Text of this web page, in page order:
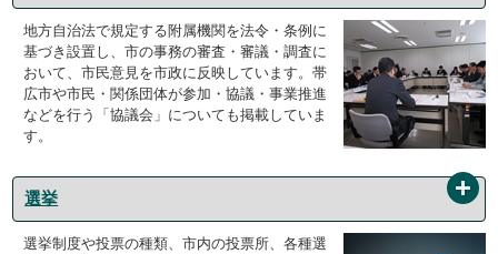
地方自治法で規定する附属機関を法令・条例に
基づき設置し、市の事務の審査・審議・調査に
おいて、市民意見を市政に反映しています。帯
広市や市民・関係団体が参加・協議・事業推進
などを行う「協議会」についても掲載していま
す。
選挙
選挙制度や投票の種類、市内の投票所、各種選